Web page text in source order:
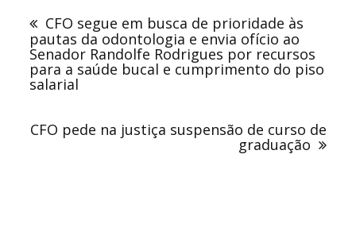
PostCFO segue em busca de prioridade às
pautas da odontologia e envia ofício ao
Senador Randolfe Rodrigues por recursos
para a saúde bucal e cumprimento do piso
salarial
CFO pede na justiça suspensão de curso de
graduação